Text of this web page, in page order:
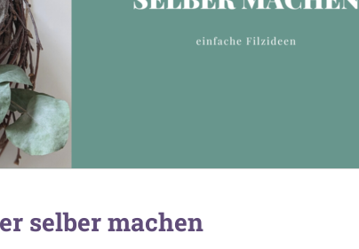
selber machen